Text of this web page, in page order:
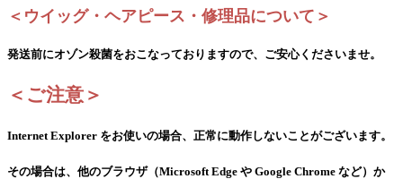
＜ウイッグ・ヘアピース・修理品について＞
発送前にオゾン殺菌をおこなっておりますので、ご安心くださいませ。
＜ご注意＞
Internet Explorer をお使いの場合、正常に動作しないことがございます。
その場合は、他のブラウザ（Microsoft Edge や Google Chrome など）か